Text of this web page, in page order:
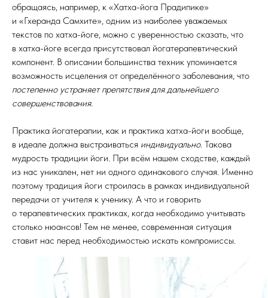
обращаясь, например, к «Хатха-йога Прадипике»
и «Гхеранда Самхите», одним из наиболее уважаемых
текстов по хатха-йоге, можно с уверенностью сказать, что
в хатха-йоге всегда присутствовал йогатерапевтический
компонент. В описании большинства техник упоминается
возможность исцеления от определённого заболевания, что
постепенно устраняет препятствия для дальнейшего
совершенствования.
Практика йогатерапии, как и практика хатха-йоги вообще,
в идеале должна выстраиваться индивидуально. Такова
мудрость традиции йоги. При всём нашем сходстве, каждый
из нас уникален, нет ни одного одинакового случая. Именно
поэтому традиция йоги строилась в рамках индивидуальной
передачи от учителя к ученику. А что и говорить
о терапевтических практиках, когда необходимо учитывать
столько нюансов! Тем не менее, современная ситуация
ставит нас перед необходимостью искать компромиссы.